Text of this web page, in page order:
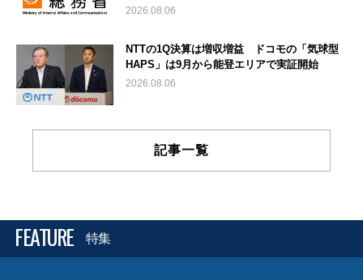
2026.08.06
NTTの1Q決算は増収増益 ドコモの「気球型
HAPS」は9月から能登エリアで実証開始
2026.08.06
記事一覧
FEATURE 特集